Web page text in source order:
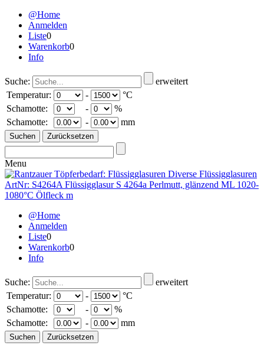
@Home
Anmelden
Liste0
Warenkorb0
Info
Suche:
erweitert
Temperatur:
-
°C
Schamotte:
-
%
Schamotte:
- mm
Menu
@Home
Anmelden
Liste0
Warenkorb0
Info
Suche:
erweitert
Temperatur:
-
°C
Schamotte:
-
%
Schamotte:
- mm